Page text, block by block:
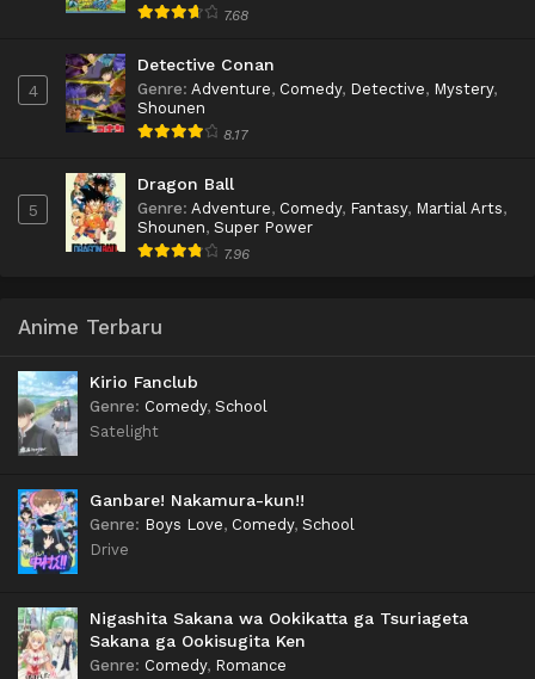
7.68
4
Detective Conan
Genre: Adventure, Comedy, Detective, Mystery,
Shounen
8.17
5
Dragon Ball
Genre: Adventure, Comedy, Fantasy, Martial Arts,
Shounen, Super Power
7.96
Anime Terbaru
Kirio Fanclub
Genre: Comedy, School
Satelight
Ganbare! Nakamura-kun!!
Genre: Boys Love, Comedy, School
Drive
Nigashita Sakana wa Ookikatta ga Tsuriageta
Sakana ga Ookisugita Ken
Genre: Comedy, Romance